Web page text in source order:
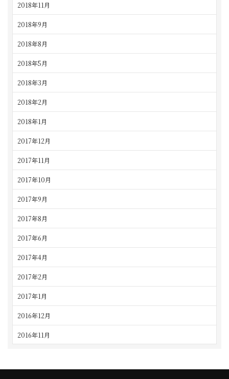
2018年11月
2018年9月
2018年8月
2018年5月
2018年3月
2018年2月
2018年1月
2017年12月
2017年11月
2017年10月
2017年9月
2017年8月
2017年6月
2017年4月
2017年2月
2017年1月
2016年12月
2016年11月